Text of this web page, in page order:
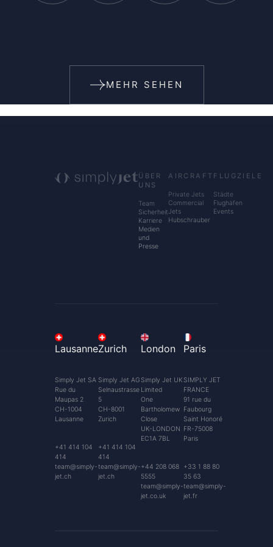
MEHR SEHEN
ÜBER
UNS
Team
Sicherheit
Karriere
Medien
und
Presse
AIRCRAFT
Private Jets
Commercial
Jets
Hubschrauber
FLUGZIELE
Städte
Flughäfen
Events
Lausanne
Simply Jet SA
Rue du
Maupas 2
CH-1004
Lausanne
+41 414 104
414
team@simply-
jet.ch
Zurich
Simply Jet AG
Selnaustrasse
5
CH-8001
Zurich
+41 414 104
414
team@simply-
jet.ch
London
Simply Jet UK
Limited
One
Bartholomew
Close
UK-LONDON
EC1A 7BL
+44 208 068
5555
team@simply-
jet.co.uk
Paris
SIMPLY JET
FRANCE
91 rue du
Faubourg
Saint Honoré
FR-75008
Paris
+33 1 88 80
35 63
team@simply-
jet.fr